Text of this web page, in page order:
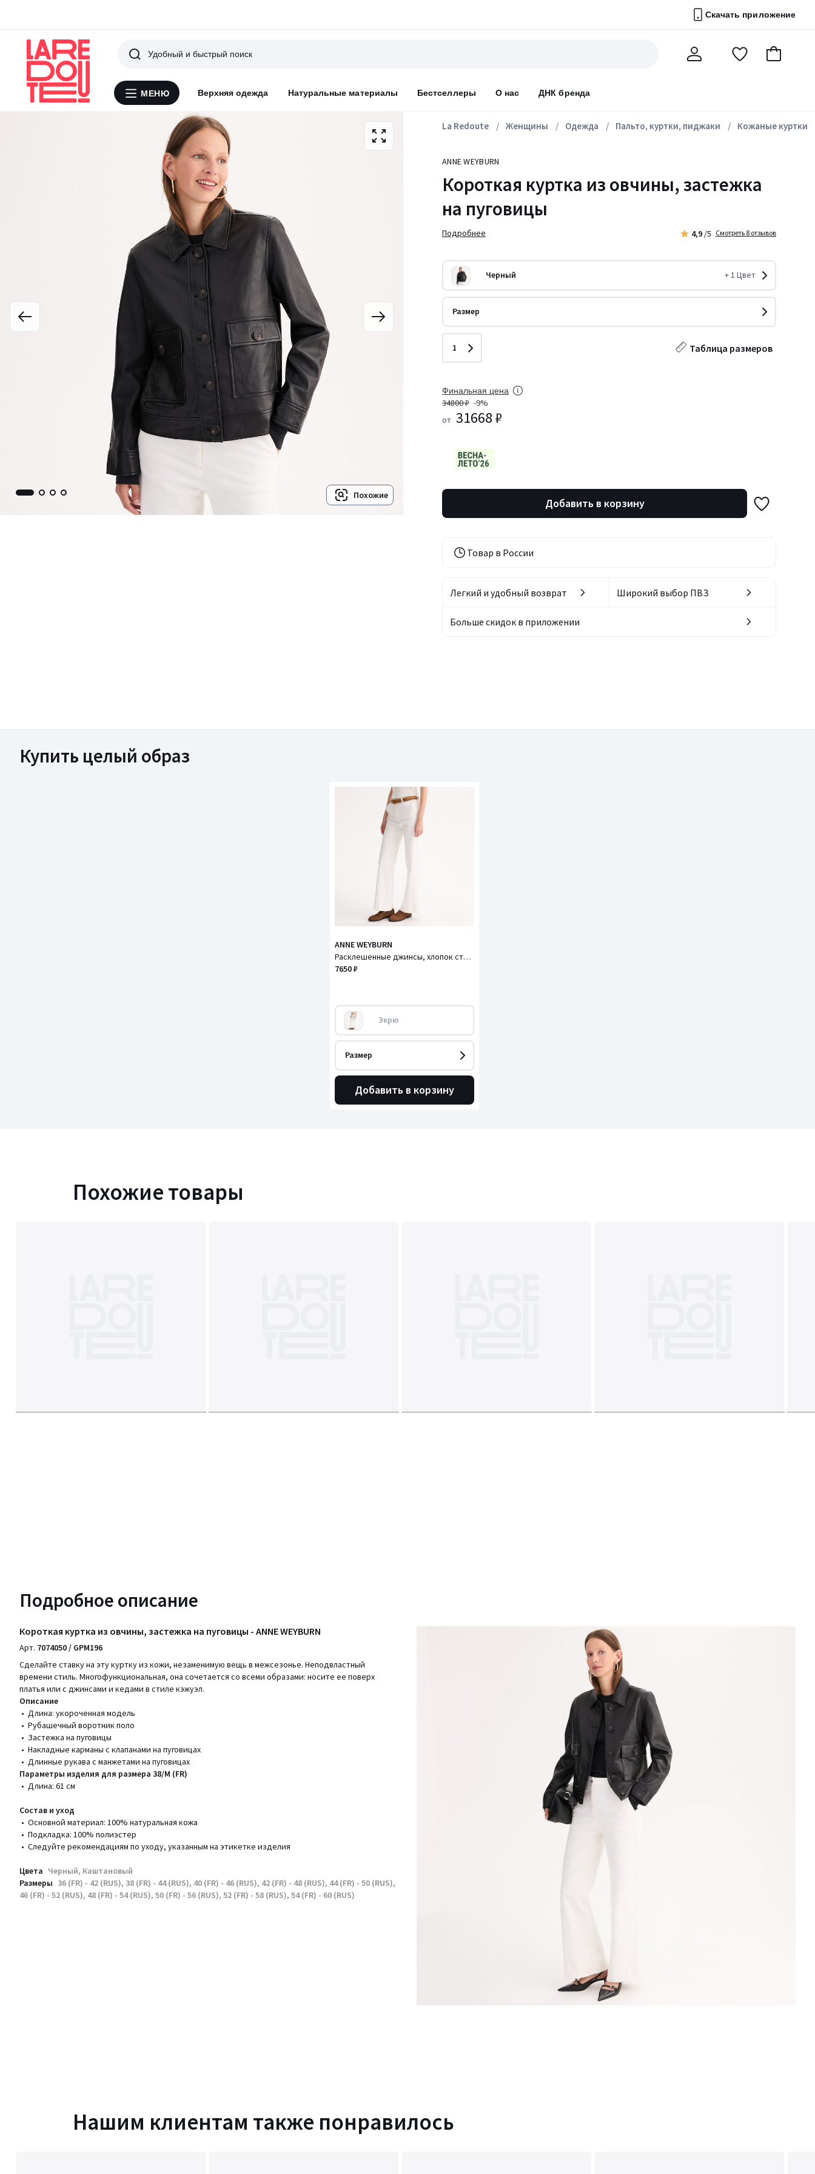
Скачать приложение
Меню
МЕНЮ Верхняя одежда Натуральные материалы Бестселлеры О нас ДНК бренда
Поиск
ПерейтиВ
Похожие
La Redoute Женщины Одежда Пальто, куртки, пиджаки Кожаные куртки
ANNE WEYBURN
Короткая куртка из овчины, застежка
на пуговицы
Подробнее 4,9 /5 Смотреть 8 отзывов
Черный +1 Цвет
Размер
Таблица размеров
Количество
1
Финальная цена
34800 ₽ -9%
от 31668 ₽
Добавить в корзину
Товар в России
Легкий и удобный возврат Широкий выбор ПВЗ
Больше скидок в приложении
Купить целый образ
ANNE WEYBURN
Расклешенные джинсы, хлопок стрейч
7650 ₽
Экрю
Размер
Добавить в корзину
Похожие товары
Подробное описание
Короткая куртка из овчины, застежка на пуговицы - ANNE WEYBURN
Арт. 7074050 / GPM196
Сделайте ставку на эту куртку из кожи, незаменимую вещь в межсезонье. Неподвластный
времени стиль. Многофункциональная, она сочетается со всеми образами: носите ее поверх
платья или с джинсами и кедами в стиле кэжуэл.
Описание
• Длина: укороченная модель
• Рубашечный воротник поло
• Застежка на пуговицы
• Накладные карманы с клапанами на пуговицах
• Длинные рукава с манжетами на пуговицах
Параметры изделия для размера 38/M (FR)
• Длина: 61 см
Состав и уход
• Основной материал: 100% натуральная кожа
• Подкладка: 100% полиэстер
• Следуйте рекомендациям по уходу, указанным на этикетке изделия
Цвета Черный, Каштановый
Размеры 36 (FR) - 42 (RUS), 38 (FR) - 44 (RUS), 40 (FR) - 46 (RUS), 42 (FR) - 48 (RUS), 44 (FR) - 50 (RUS),
46 (FR) - 52 (RUS), 48 (FR) - 54 (RUS), 50 (FR) - 56 (RUS), 52 (FR) - 58 (RUS), 54 (FR) - 60 (RUS)
Нашим клиентам также понравилось